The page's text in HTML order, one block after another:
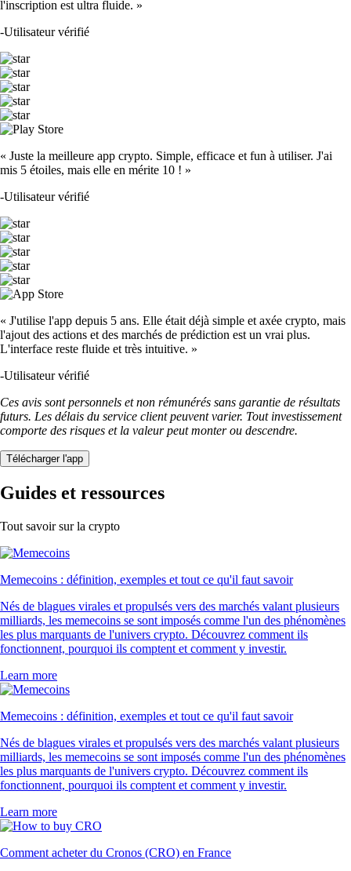
l'inscription est ultra fluide. »
-Utilisateur vérifié
« Juste la meilleure app crypto. Simple, efficace et fun à utiliser. J'ai
mis 5 étoiles, mais elle en mérite 10 ! »
-Utilisateur vérifié
« J'utilise l'app depuis 5 ans. Elle était déjà simple et axée crypto, mais
l'ajout des actions et des marchés de prédiction est un vrai plus.
L'interface reste fluide et très intuitive. »
-Utilisateur vérifié
Ces avis sont personnels et non rémunérés sans garantie de résultats
futurs. Les délais du service client peuvent varier. Tout investissement
comporte des risques et la valeur peut monter ou descendre.
Télécharger l'app
Guides et ressources
Tout savoir sur la crypto
Memecoins : définition, exemples et tout ce qu'il faut savoir
Nés de blagues virales et propulsés vers des marchés valant plusieurs
milliards, les memecoins se sont imposés comme l'un des phénomènes
les plus marquants de l'univers crypto. Découvrez comment ils
fonctionnent, pourquoi ils comptent et comment y investir.
Learn more
Memecoins : définition, exemples et tout ce qu'il faut savoir
Nés de blagues virales et propulsés vers des marchés valant plusieurs
milliards, les memecoins se sont imposés comme l'un des phénomènes
les plus marquants de l'univers crypto. Découvrez comment ils
fonctionnent, pourquoi ils comptent et comment y investir.
Learn more
Comment acheter du Cronos (CRO) en France